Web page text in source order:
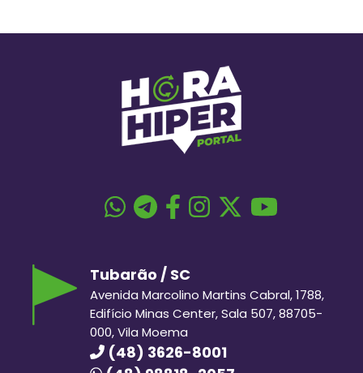
Tubarão / SC
Avenida Marcolino Martins Cabral, 1788,
Edifício Minas Center, Sala 507, 88705-
000, Vila Moema
(48) 3626-8001